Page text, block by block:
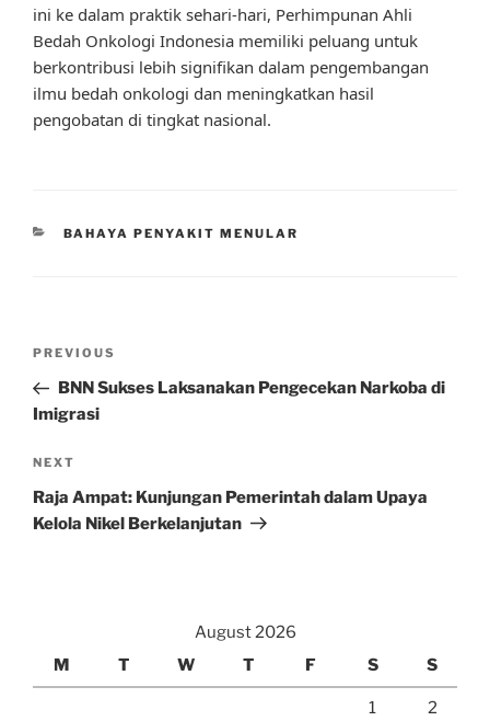
ini ke dalam praktik sehari-hari, Perhimpunan Ahli
Bedah Onkologi Indonesia memiliki peluang untuk
berkontribusi lebih signifikan dalam pengembangan
ilmu bedah onkologi dan meningkatkan hasil
pengobatan di tingkat nasional.
CATEGORIES
BAHAYA PENYAKIT MENULAR
Previous
Post
PREVIOUS
BNN Sukses Laksanakan Pengecekan Narkoba di
Imigrasi
Next
Post
NEXT
Raja Ampat: Kunjungan Pemerintah dalam Upaya
Kelola Nikel Berkelanjutan
August 2026
M
T W T F S S
1 2